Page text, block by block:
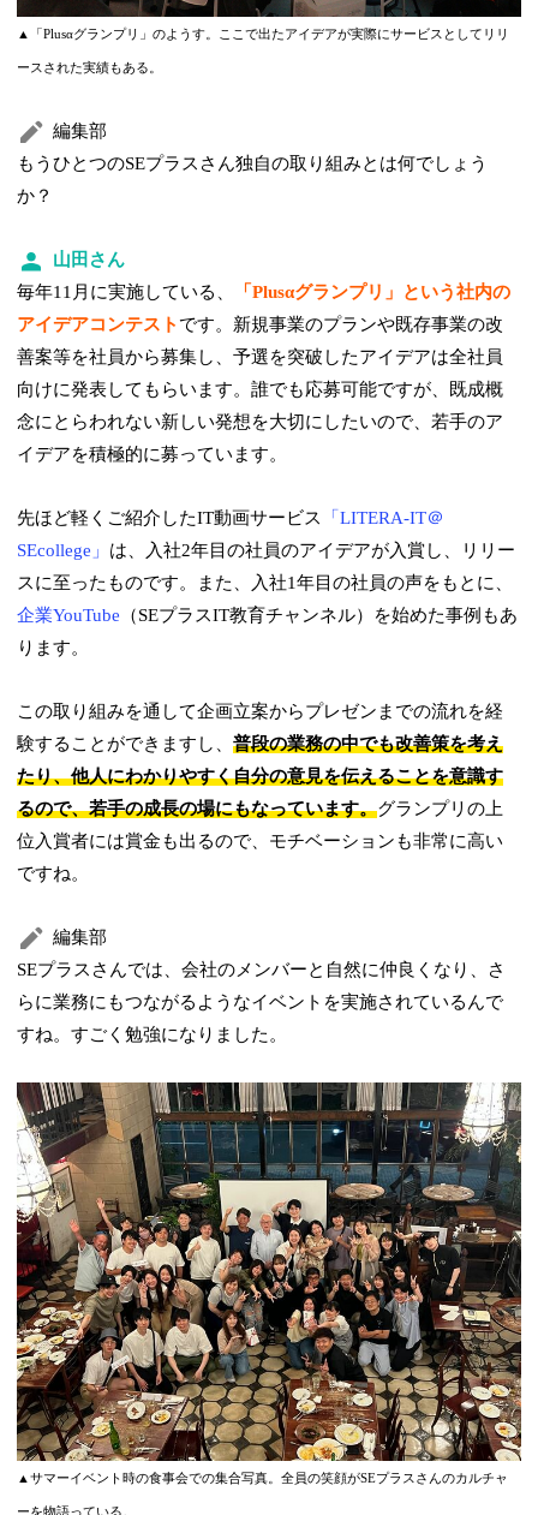
▲「Plusαグランプリ」のようす。ここで出たアイデアが実際にサービスとしてリリ
ースされた実績もある。
編集部
もうひとつのSEプラスさん独自の取り組みとは何でしょう
か？
山田さん
毎年11月に実施している、
「Plusαグランプリ」という社内の
アイデアコンテスト です。新規事業のプランや既存事業の改
善案等を社員から募集し、予選を突破したアイデアは全社員
向けに発表してもらいます。誰でも応募可能ですが、既成概
念にとらわれない新しい発想を大切にしたいので、若手のア
イデアを積極的に募っています。
先ほど軽くご紹介したIT動画サービス
「LITERA-IT＠
SEcollege」 は、入社2年目の社員のアイデアが入賞し、リリー
スに至ったものです。また、入社1年目の社員の声をもとに、
企業YouTube （SEプラスIT教育チャンネル）を始めた事例もあ
ります。
この取り組みを通して企画立案からプレゼンまでの流れを経
験することができますし、普段の業務の中でも改善策を考え
たり、他人にわかりやすく自分の意見を伝えることを意識す
るので、若手の成長の場にもなっています。グランプリの上
位入賞者には賞金も出るので、モチベーションも非常に高い
ですね。
編集部
SEプラスさんでは、会社のメンバーと自然に仲良くなり、さ
らに業務にもつながるようなイベントを実施されているんで
すね。すごく勉強になりました。
▲サマーイベント時の食事会での集合写真。全員の笑顔がSEプラスさんのカルチャ